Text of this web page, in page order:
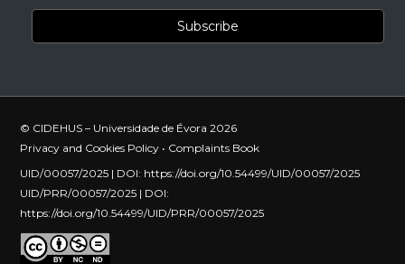
© CIDEHUS – Universidade de Évora 2026
Privacy and Cookies Policy • Complaints Book
UID/00057/2025 | DOI: https://doi.org/10.54499/UID/00057/2025
UID/PRR/00057/2025 | DOI:
https://doi.org/10.54499/UID/PRR/00057/2025